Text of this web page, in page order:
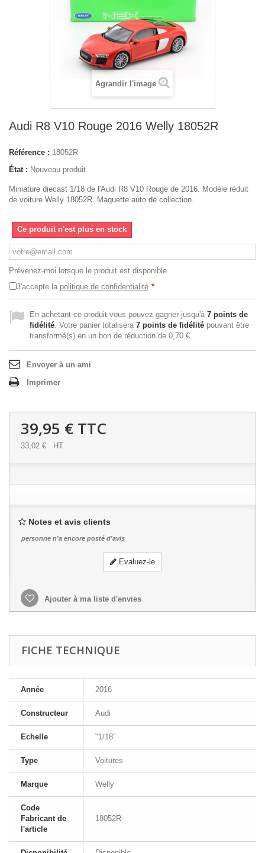
Agrandir l'image
Audi R8 V10 Rouge 2016 Welly 18052R
Référence : 18052R
État : Nouveau produit
Miniature diecast 1/18 de l'Audi R8 V10 Rouge de 2016. Modèle réduit
de voiture Welly 18052R. Maquette auto de collection.
Ce produit n'est plus en stock
Prévenez-moi lorsque le produit est disponible
J'accepte la politique de confidentialité *
En achetant ce produit vous pouvez gagner jusqu'à 7 points de
fidélité. Votre panier totalisera 7 points de fidélité pouvant être
transformé(s) en un bon de réduction de 0,70 €.
Envoyer à un ami
Imprimer
39,95 € TTC
33,02 € HT
Notes et avis clients
personne n'a encore posté d'avis
Evaluez-le
Ajouter à ma liste d'envies
FICHE TECHNIQUE
Année 2016
Constructeur Audi
Echelle "1/18"
Type Voitures
Marque Welly
Code
Fabricant de
l'article
18052R